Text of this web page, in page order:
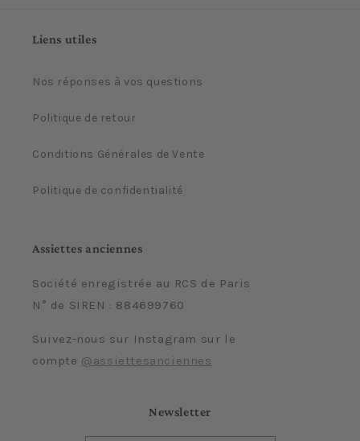
Liens utiles
Nos réponses à vos questions
Politique de retour
Conditions Générales de Vente
Politique de confidentialité
Assiettes anciennes
Société enregistrée au RCS de Paris
N° de SIREN : 884699760
Suivez-nous sur Instagram sur le
compte @assiettesanciennes
Newsletter